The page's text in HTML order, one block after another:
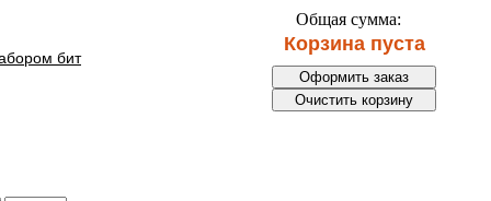
бит
Общая сумма:
Корзина пуста